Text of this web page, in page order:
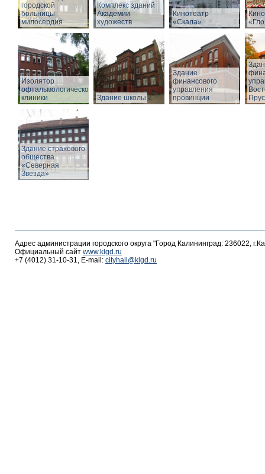
городской
больницы
милосердия
Комплекс зданий
Академии
художеств
Кинотеатр
«Скала»
Изолятор
офтальмологической
клиники
Здание школы
Здание
финансового
управления
провинции
Здание страхового
общества
«Северная
Звезда»
Адрес администрации городского округа "Город Калининград: 236022,
Официальный сайт www.klgd.ru
+7 (4012) 31-10-31, E-mail: cityhall@klgd.ru